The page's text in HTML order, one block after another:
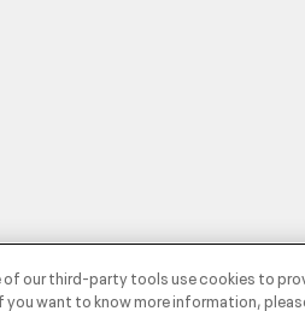
of our third-party tools use cookies to
you want to know more information,